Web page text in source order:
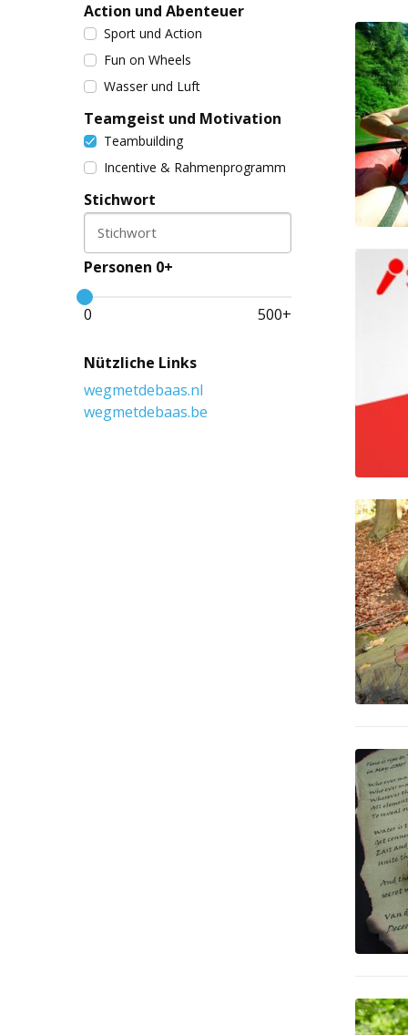
Action und Abenteuer
Sport und Action
Fun on Wheels
Wasser und Luft
Teamgeist und Motivation
Teambuilding
Incentive & Rahmenprogramm
Stichwort
Stichwort
Personen 0+
0 500+
Nützliche Links
wegmetdebaas.nl
wegmetdebaas.be